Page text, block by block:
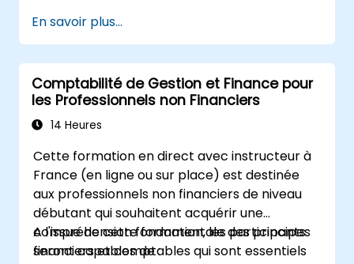
TVA (Taxe sur la Valeur Ajoutée) dans
Xero.
Créer des rapports destinés à être
partagés avec les membres de l'équipe.
En savoir plus...
Comptabilité de Gestion et Finance pour
les Professionnels non Financiers
14 Heures
Cette formation en direct avec instructeur à
France (en ligne ou sur place) est destinée
aux professionnels non financiers de niveau
débutant qui souhaitent acquérir une
compréhension fondamentale des principes
financiers et comptables qui sont essentiels
A l'issue de cette formation, les participants
seront capables de :